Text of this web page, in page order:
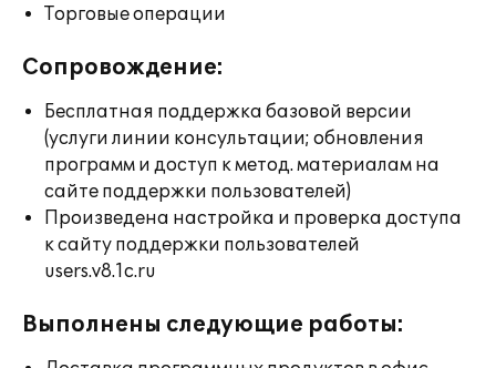
Торговые операции
Сопровождение:
Бесплатная поддержка базовой версии
(услуги линии консультации; обновления
программ и доступ к метод. материалам на
сайте поддержки пользователей)
Произведена настройка и проверка доступа
к сайту поддержки пользователей
users.v8.1c.ru
Выполнены следующие работы: